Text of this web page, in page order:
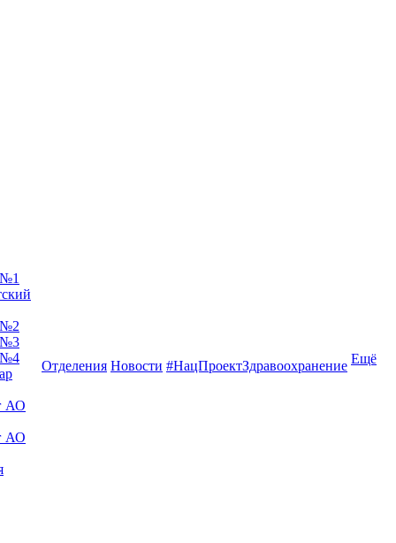
№2
№3
№4
АО
АО
Отделения Новости #НацПроектЗдравоохранение Ещё